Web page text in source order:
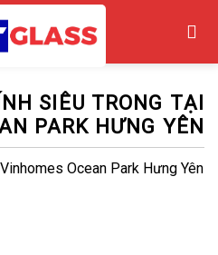
SIÊU TRONG TẠI
PARK HƯNG YÊN
Ocean Park Hưng Yên